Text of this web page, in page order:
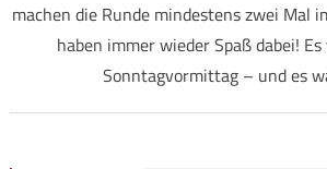
machen die Runde mindestens zwei Mal
haben immer wieder Spaß dabei!
Sonntagvormittag – und es